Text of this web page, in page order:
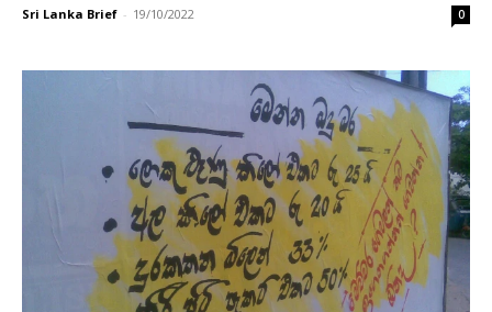
Sri Lanka Brief - 19/10/2022 0